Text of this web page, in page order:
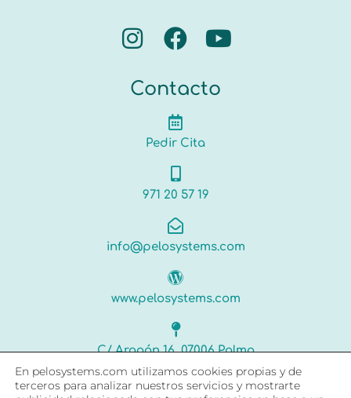
Contacto
Pedir Cita
971 20 57 19
info@pelosystems.com
www.pelosystems.com
C/ Aragón 16, 07006 Palma
Islas Baleares
En pelosystems.com utilizamos cookies propias y de
terceros para analizar nuestros servicios y mostrarte